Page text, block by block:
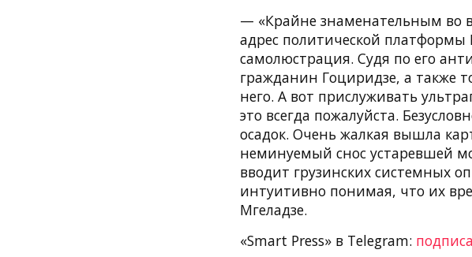
— «Крайне знаменательным во
адрес политической платформы
самолюстрация. Судя по его
гражданин Гоциридзе, а также
него. А вот прислуживать
это всегда пожалуйста.
осадок. Очень жалкая вышла
неминуемый снос устаревшей
вводит грузинских системных
интуитивно понимая, что их
Мгеладзе.
«Smart Press» в Telegram: